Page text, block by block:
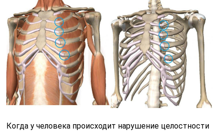
Когда у человека происходит нарушение целостности